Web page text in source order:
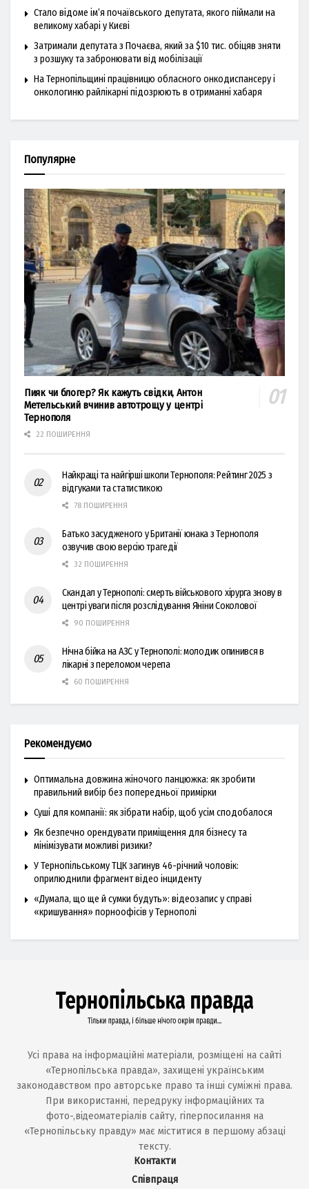
Стало відоме ім’я почаївського депутата, якого піймали на
великому хабарі у Києві
Затримали депутата з Почаєва, який за $10 тис. обіцяв зняти
з розшуку та забронювати від мобілізації
На Тернопільщині працівницю обласного онкодиспансеру і
онкологиню райлікарні підозрюють в отриманні хабаря
Популярне
Пияк чи блогер? Як кажуть свідки, Антон
Метельський вчинив автотрощу у центрі
Тернополя
22 ПОШИРЕННЯ
Найкращі та найгірші школи Тернополя: Рейтинг 2025 з
відгуками та статистикою
78 ПОШИРЕННЯ
Батько засудженого у Британії юнака з Тернополя
озвучив свою версію трагедії
32 ПОШИРЕННЯ
Скандал у Тернополі: смерть військового хірурга знову в
центрі уваги після розслідування Яніни Соколової
90 ПОШИРЕННЯ
Нічна бійка на АЗС у Тернополі: молодик опинився в
лікарні з переломом черепа
60 ПОШИРЕННЯ
Рекомендуємо
Оптимальна довжина жіночого ланцюжка: як зробити
правильний вибір без попередньої примірки
Суші для компанії: як зібрати набір, щоб усім сподобалося
Як безпечно орендувати приміщення для бізнесу та
мінімізувати можливі ризики?
У Тернопільському ТЦК загинув 46-річний чоловік:
оприлюднили фрагмент відео інциденту
«Думала, що ще й сумки будуть»: відеозапис у справі
«кришування» порноофісів у Тернополі
Усі права на інформаційні матеріали, розміщені на сайті
«Тернопільська правда», захищені українським
законодавством про авторське право та інші суміжні права.
При використанні, передруку інформаційних та
фото-,відеоматеріалів сайту, гіперпосилання на
«Тернопільську правду» має міститися в першому абзаці
тексту.
Контакти
Співпраця